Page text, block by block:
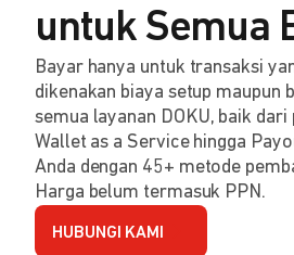
untuk Semua
Bayar hanya untuk transaksi
dikenakan biaya setup maupun
semua layanan DOKU, baik
Wallet as a Service hingga
Anda dengan 45+ metode
Harga belum termasuk PPN.
HUBUNGI KAMI